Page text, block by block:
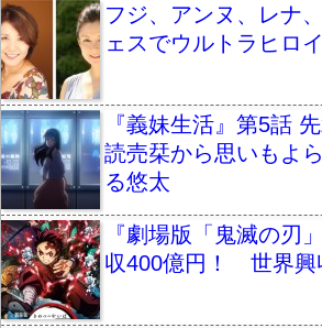
フジ、アンヌ、レナ
ェスでウルトラヒロ
『義妹生活』第5話
読売栞から思いもよ
る悠太
『劇場版「鬼滅の刃
収400億円！ 世界興